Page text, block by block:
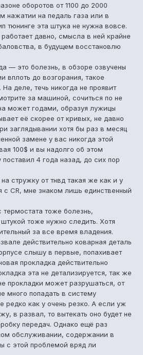
оборотов от 1100 до 2000
нажатии на педаль газа или в
тюнинге эта штука не нужна вовсе.
давно, смысла в ней крайне
в будущем восстановлю
— это болезнь, в обзоре озвучены
вплоть до возгорания, такое
деле, течь никогда не проявит
за машиной, сочиться по не
может годами, образуя лужицы
её скорее от кривых, не давно
заглядывании хотя бы раз в месяц
замене у вас никогда этой
100$ и вы надолго об этом
поставил 4 года назад, до сих пор
стружку от тнвд такая же как и у
с CR, мне знаком лишь единственный
тоже болезнь,
тоже нужно следить. Хотя
за все время владения.
действительно коварная деталь
слышу в первые, попахивает
прокладка действительно
эта не детализируется, так же
прокладки может разрушаться, от
много попадать в систему
редко как у очень резко. А если уж
в развал, то вытекать оно будет не
передач. Однако ещё раз
обслуживании, содержании в
с этой проблемой вряд ли